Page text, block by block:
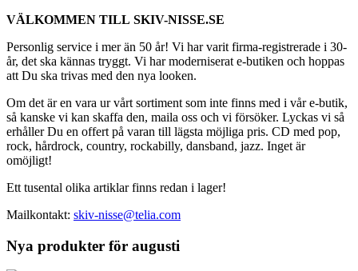
VÄLKOMMEN TILL SKIV-NISSE.SE
Personlig service i mer än 50 år! Vi har varit firma-registrerade i 30-
år, det ska kännas tryggt. Vi har moderniserat e-butiken och hoppas
att Du ska trivas med den nya looken.
Om det är en vara ur vårt sortiment som inte finns med i vår e-butik,
så kanske vi kan skaffa den, maila oss och vi försöker. Lyckas vi så
erhåller Du en offert på varan till lägsta möjliga pris. CD med pop,
rock, hårdrock, country, rockabilly, dansband, jazz. Inget är
omöjligt!
Ett tusental olika artiklar finns redan i lager!
Mailkontakt: skiv-nisse@telia.com
Nya produkter för augusti